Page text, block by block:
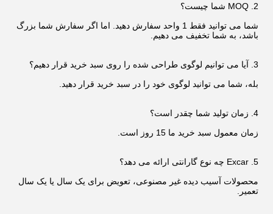
2. MOQ شما چیست؟
شما می توانید فقط 1 واحد سفارش دهید. اما اگر سفارش شما بزرگ
باشد، به شما تخفیف می دهیم.
3. آیا می توانیم لوگوی طراحی شده را روی سبد خرید قرار دهیم؟
بله، شما می توانید لوگوی خود را در سبد خرید قرار دهید.
4. زمان تولید شما چقدر است؟
زمان معمول سبد خرید ما 15 روز است.
5. Excar چه نوع گارانتی ارائه می دهد؟
محصولات آسیب دیده غیر مصنوعی، تعویض برای یک سال یا یک سال
تعمیر.